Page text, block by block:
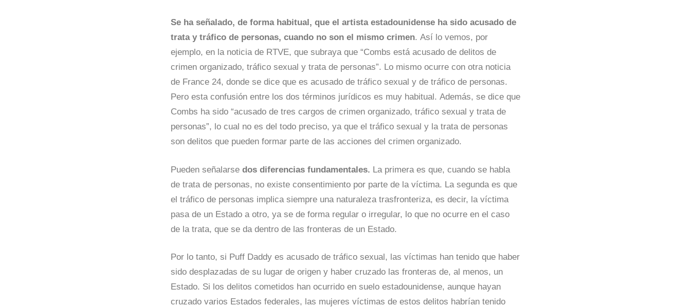
Se ha señalado, de forma habitual, que el artista estadounidense ha sido acusado de
trata y tráfico de personas, cuando no son el mismo crimen. Así lo vemos, por
ejemplo, en la noticia de RTVE, que subraya que “Combs está acusado de delitos de
crimen organizado, tráfico sexual y trata de personas”. Lo mismo ocurre con otra noticia
de France 24, donde se dice que es acusado de tráfico sexual y de tráfico de personas.
Pero esta confusión entre los dos términos jurídicos es muy habitual. Además, se dice que
Combs ha sido “acusado de tres cargos de crimen organizado, tráfico sexual y trata de
personas”, lo cual no es del todo preciso, ya que el tráfico sexual y la trata de personas
son delitos que pueden formar parte de las acciones del crimen organizado.
Pueden señalarse dos diferencias fundamentales. La primera es que, cuando se habla
de trata de personas, no existe consentimiento por parte de la víctima. La segunda es que
el tráfico de personas implica siempre una naturaleza trasfronteriza, es decir, la víctima
pasa de un Estado a otro, ya se de forma regular o irregular, lo que no ocurre en el caso
de la trata, que se da dentro de las fronteras de un Estado.
Por lo tanto, si Puff Daddy es acusado de tráfico sexual, las víctimas han tenido que haber
sido desplazadas de su lugar de origen y haber cruzado las fronteras de, al menos, un
Estado. Si los delitos cometidos han ocurrido en suelo estadounidense, aunque hayan
cruzado varios Estados federales, las mujeres víctimas de estos delitos habrían tenido